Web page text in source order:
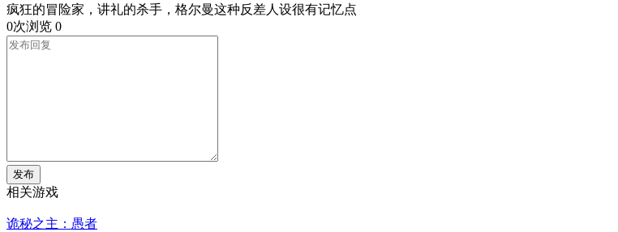
疯狂的冒险家，讲礼的杀手，格尔曼这种反差人设很有记忆点
0次浏览 0
发布
相关游戏
诡秘之主：愚者